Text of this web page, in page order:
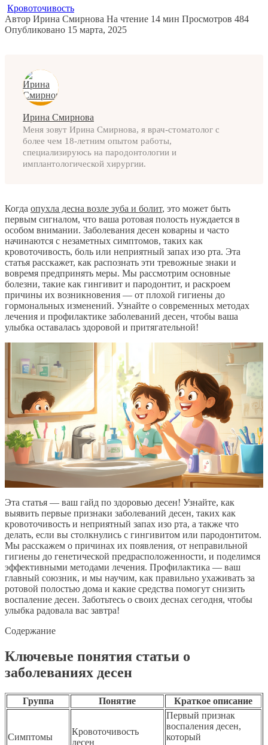
Кровоточивость
Автор Ирина Смирнова На чтение 14 мин Просмотров 484
Опубликовано 15 марта, 2025
Ирина Смирнова
Меня зовут Ирина Смирнова, я врач-стоматолог с
более чем 18-летним опытом работы,
специализируюсь на пародонтологии и
имплантологической хирургии.
Когда опухла десна возле зуба и болит, это может быть
первым сигналом, что ваша ротовая полость нуждается в
особом внимании. Заболевания десен коварны и часто
начинаются с незаметных симптомов, таких как
кровоточивость, боль или неприятный запах изо рта. Эта
статья расскажет, как распознать эти тревожные знаки и
вовремя предпринять меры. Мы рассмотрим основные
болезни, такие как гингивит и пародонтит, и раскроем
причины их возникновения — от плохой гигиены до
гормональных изменений. Узнайте о современных методах
лечения и профилактике заболеваний десен, чтобы ваша
улыбка оставалась здоровой и притягательной!
Эта статья — ваш гайд по здоровью десен! Узнайте, как
выявить первые признаки заболеваний десен, таких как
кровоточивость и неприятный запах изо рта, а также что
делать, если вы столкнулись с гингивитом или пародонтитом.
Мы расскажем о причинах их появления, от неправильной
гигиены до генетической предрасположенности, и поделимся
эффективными методами лечения. Профилактика — ваш
главный союзник, и мы научим, как правильно ухаживать за
ротовой полостью дома и какие средства помогут снизить
воспаление десен. Заботьтесь о своих деснах сегодня, чтобы
улыбка радовала вас завтра!
Содержание
Ключевые понятия статьи о
заболеваниях десен
Группа Понятие Краткое описание
Симптомы
Кровоточивость
десен
Первый признак
воспаления десен,
который